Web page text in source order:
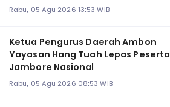
Rabu, 05 Agu 2026 13:53 WIB
Ketua Pengurus Daerah Ambon
Yayasan Hang Tuah Lepas Peserta
Jambore Nasional
Rabu, 05 Agu 2026 08:53 WIB